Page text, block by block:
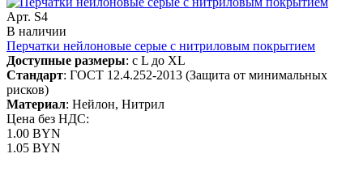
Арт. S4
В наличии
Перчатки нейлоновые серые с нитриловым покрытием
Доступные размеры: с L до XL
Стандарт: ГОСТ 12.4.252-2013 (Защита от минимальных
рисков)
Материал: Нейлон, Нитрил
Цена без НДС:
1.00 BYN
1.05 BYN